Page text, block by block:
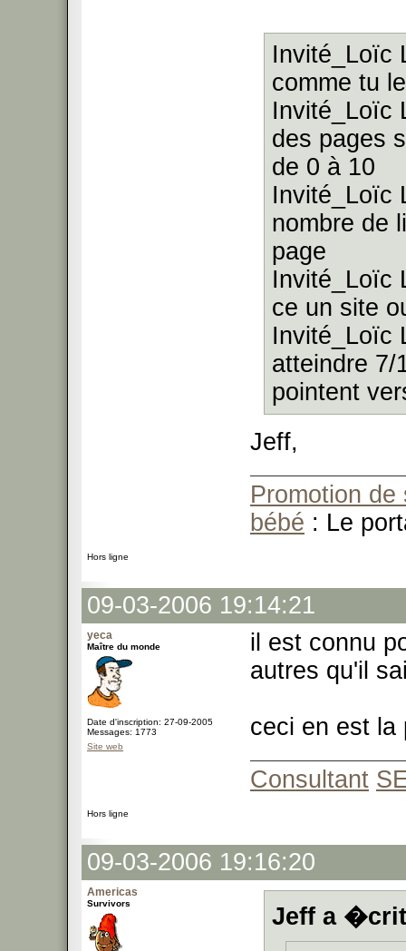
Invité_Loïc
comme tu
Invité_Loïc
des pages
de 0 à 10
Invité_Loïc
nombre de
page
Invité_Loïc
ce un site
Invité_Loïc
atteindre 7/
pointent
Jeff,
Promotion de
bébé : Le
Hors ligne
09-03-2006 19:14:21
yeca
Maître du monde
Date d'inscription: 27-09-2005
Messages: 1773
Site web
il est connu
autres qu'il
ceci en est la
Consultant
Hors ligne
09-03-2006 19:16:20
Americas
Survivors Jeff a